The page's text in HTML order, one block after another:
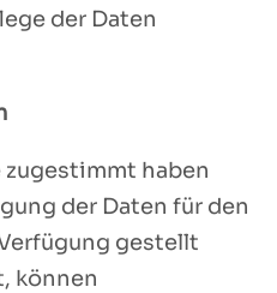
der Daten
zugestimmt haben
der Daten für den
gestellt
können